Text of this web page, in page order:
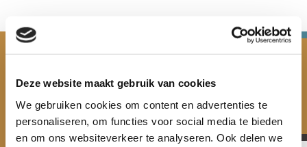
Deze website maakt gebruik van cookies
We gebruiken cookies om content en advertenties te
personaliseren, om functies voor social media te bieden
en om ons websiteverkeer te analyseren. Ook delen we